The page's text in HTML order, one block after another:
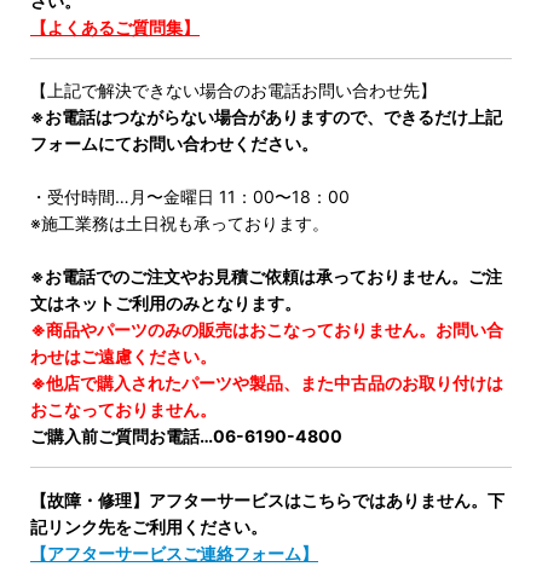
【よくあるご質問集】
【上記で解決できない場合のお電話お問い合わせ先】
※お電話はつながらない場合がありますので、できるだけ上記
フォームにてお問い合わせください。
・受付時間…月〜金曜日 11：00〜18：00
※施工業務は土日祝も承っております。
※お電話でのご注文やお見積ご依頼は承っておりません。ご注
文はネットご利用のみとなります。
※商品やパーツのみの販売はおこなっておりません。お問い合
わせはご遠慮ください。
※他店で購入されたパーツや製品、また中古品のお取り付けは
おこなっておりません。
ご購入前ご質問お電話…06-6190-4800
【故障・修理】アフターサービスはこちらではありません。下
記リンク先をご利用ください。
【アフターサービスご連絡フォーム】